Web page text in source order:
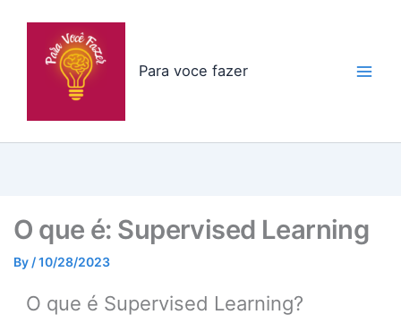
Para voce fazer
O que é: Supervised Learning
By /10/28/2023
O que é Supervised Learning?